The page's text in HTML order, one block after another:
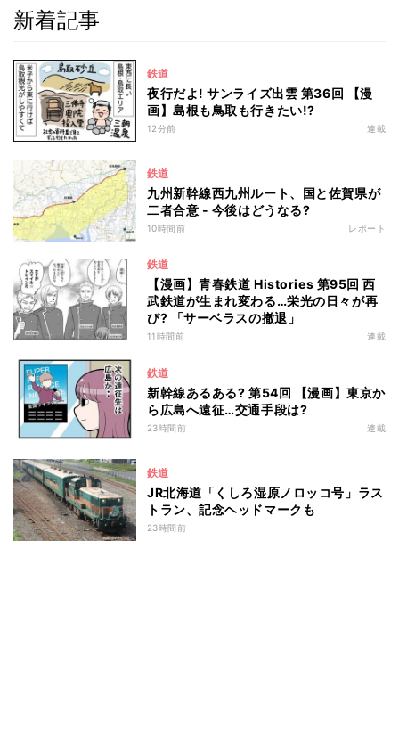
新着記事
鉄道
夜行だよ! サンライズ出雲 第36回 【漫
画】島根も鳥取も行きたい!?
12分前 連載
鉄道
九州新幹線西九州ルート、国と佐賀県が
二者合意 - 今後はどうなる?
10時間前 レポート
鉄道
【漫画】青春鉄道 Histories 第95回 西
武鉄道が生まれ変わる…栄光の日々が再
び? 「サーベラスの撤退」
11時間前 連載
鉄道
新幹線あるある? 第54回 【漫画】東京か
ら広島へ遠征…交通手段は?
23時間前 連載
鉄道
JR北海道「くしろ湿原ノロッコ号」ラス
トラン、記念ヘッドマークも
23時間前